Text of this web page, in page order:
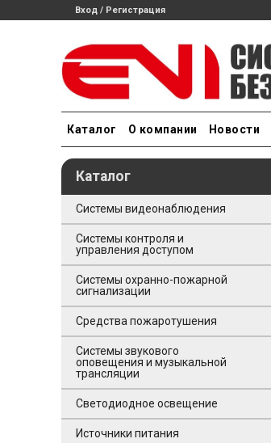
Вход / Регистрация
Каталог О компании Новости
Каталог
Системы видеонаблюдения
Системы контроля и
управления доступом
Системы охранно-пожарной
сигнализации
Средства пожаротушения
Системы звукового
оповещения и музыкальной
трансляции
Светодиодное освещение
Источники питания